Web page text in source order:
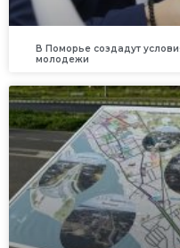
В Поморье создадут
молодежи